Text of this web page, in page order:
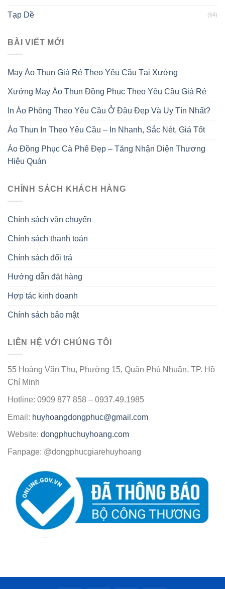
Tạp Dề (64)
BÀI VIẾT MỚI
May Áo Thun Giá Rẻ Theo Yêu Cầu Tại Xưởng
Xưởng May Áo Thun Đồng Phục Theo Yêu Cầu Giá Rẻ
In Áo Phông Theo Yêu Cầu Ở Đâu Đẹp Và Uy Tín Nhất?
Áo Thun In Theo Yêu Cầu – In Nhanh, Sắc Nét, Giá Tốt
Áo Đồng Phục Cà Phê Đẹp – Tăng Nhận Diện Thương
Hiệu Quán
CHÍNH SÁCH KHÁCH HÀNG
Chính sách vận chuyển
Chính sách thanh toán
Chính sách đổi trả
Hướng dẫn đặt hàng
Hợp tác kinh doanh
Chính sách bảo mật
LIÊN HỆ VỚI CHÚNG TÔI
55 Hoàng Văn Thụ, Phường 15, Quận Phú Nhuận, TP. Hồ
Chí Minh
Hotline: 0909 877 858 – 0937.49.1985
Email: huyhoangdongphuc@gmail.com
Website: dongphuchuyhoang.com
Fanpage: @dongphucgiarehuyhoang